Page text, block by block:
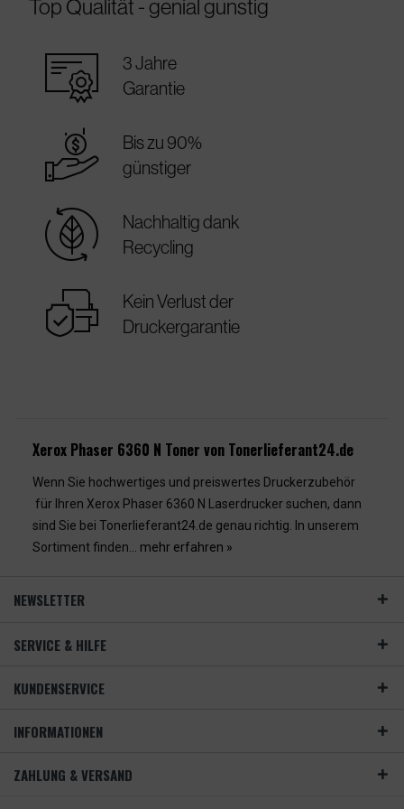
Top Qualität - genial günstig
warranty_certificate
3 Jahre
Garantie
best_price
Bis zu 90%
günstiger
sustainable
Nachhaltig dank
Recycling
warranty
Kein Verlust der
Druckergarantie
Xerox Phaser 6360 N Toner von Tonerlieferant24.de
Wenn Sie hochwertiges und preiswertes Druckerzubehör
für Ihren Xerox Phaser 6360 N Laserdrucker suchen, dann
sind Sie bei Tonerlieferant24.de genau richtig. In unserem
Sortiment finden... mehr erfahren »
NEWSLETTER
SERVICE & HILFE
KUNDENSERVICE
INFORMATIONEN
ZAHLUNG & VERSAND